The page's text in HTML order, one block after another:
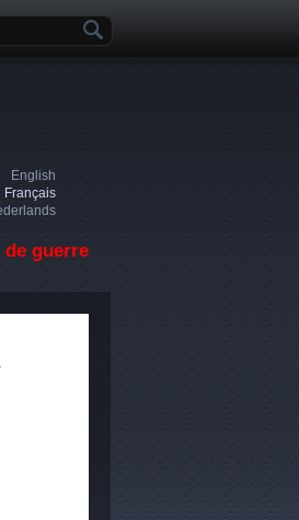
de recherche
English
Français
de guerre